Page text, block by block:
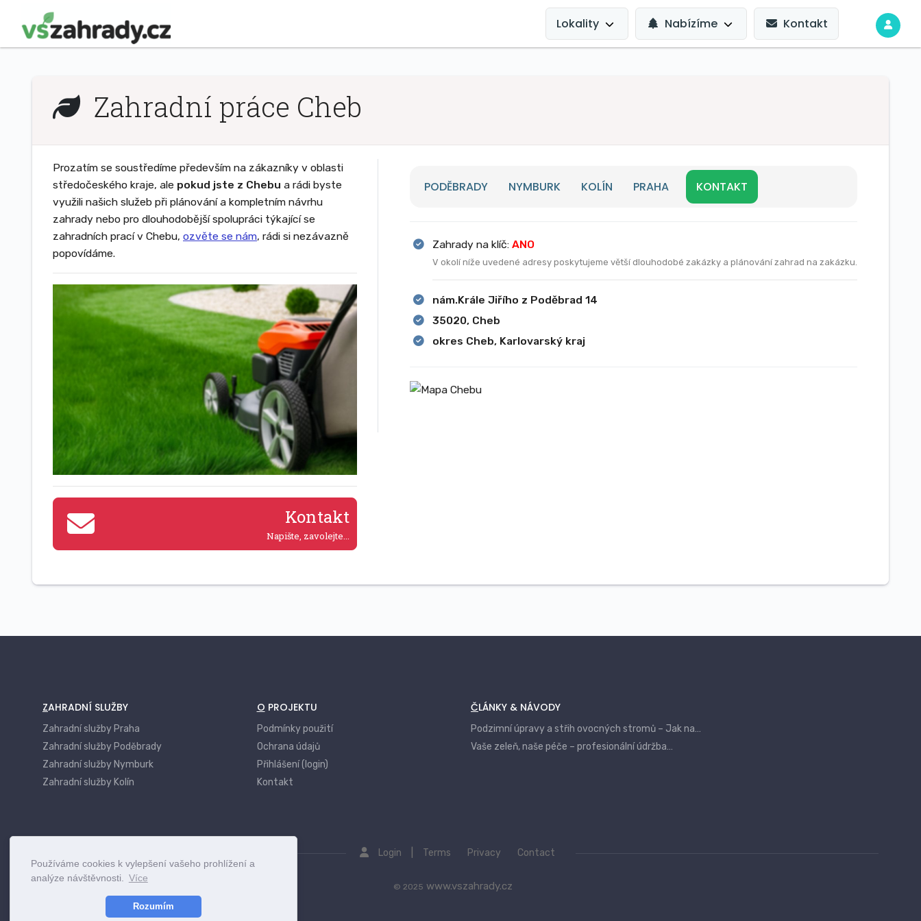
Používáme cookies k vylepšení vašeho prohlížení a
analýze návštěvnosti.
Více
Rozumím
MAIN
NAVIGATION
Lokality Nabízíme Kontakt
Zahradní práce Cheb
Prozatím se soustředíme především na zákazníky v oblasti
středočeského kraje, ale pokud jste z Chebu a rádi byste
využili našich služeb při plánování a kompletním návrhu
zahrady nebo pro dlouhodobější spolupráci týkající se
zahradních prací v Chebu, ozvěte se nám, rádi si nezávazně
popovídáme.
Kontakt
Napište, zavolejte...
PODĚBRADY NYMBURK KOLÍN PRAHA KONTAKT
Zahrady na klíč: ANO
V okolí níže uvedené adresy poskytujeme větší dlouhodobé zakázky a plánování zahrad na zakázku.
nám.Krále Jiřího z Poděbrad 14
35020, Cheb
okres Cheb, Karlovarský kraj
ZAHRADNÍ SLUŽBY
Zahradní služby Praha
Zahradní služby Poděbrady
Zahradní služby Nymburk
Zahradní služby Kolín
O PROJEKTU
Podmínky použití
Ochrana údajů
Přihlášení (login)
Kontakt
ČLÁNKY & NÁVODY
Podzimní úpravy a střih ovocných stromů – Jak na…
Vaše zeleň, naše péče – profesionální údržba…
Login Terms Privacy Contact
© 2025 www.vszahrady.cz